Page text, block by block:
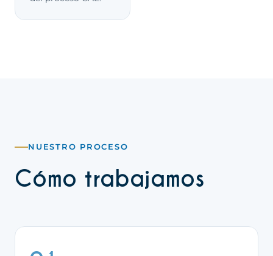
NUESTRO PROCESO
Cómo trabajamos